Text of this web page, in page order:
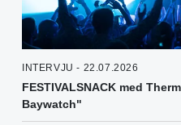
INTERVJU - 22.07.2026
FESTIVALSNACK med
Baywatch"